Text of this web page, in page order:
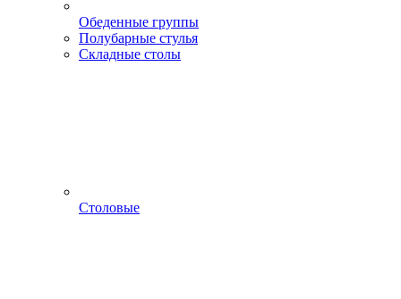
Обеденные группы
Полубарные стулья
Складные столы
Столовые